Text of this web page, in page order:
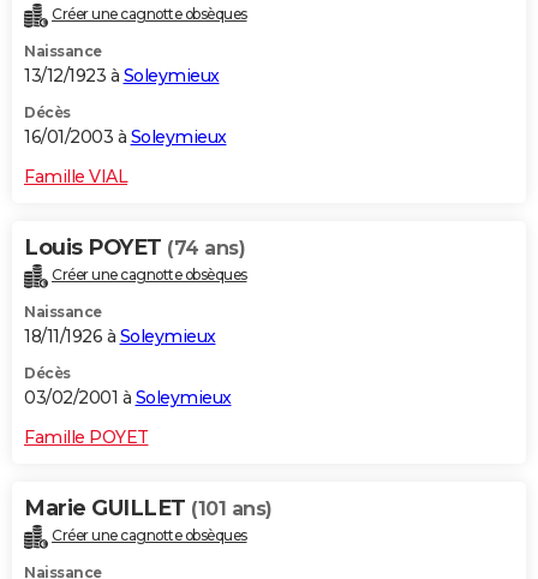
Créer une cagnotte obsèques
Naissance
13/12/1923 à Soleymieux
Décès
16/01/2003 à Soleymieux
Famille VIAL
Louis POYET (74 ans)
Créer une cagnotte obsèques
Naissance
18/11/1926 à Soleymieux
Décès
03/02/2001 à Soleymieux
Famille POYET
Marie GUILLET (101 ans)
Créer une cagnotte obsèques
Naissance